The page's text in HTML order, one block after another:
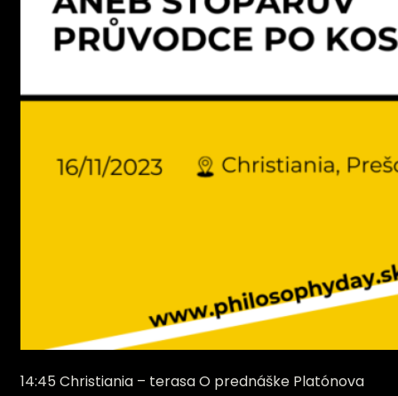
14:45 Christiania – terasa O prednáške Platónova